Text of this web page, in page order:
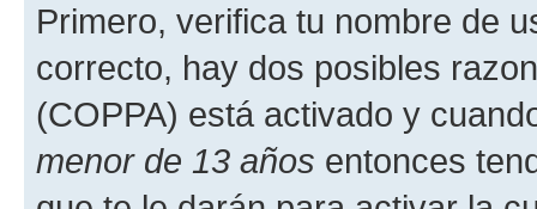
Primero, verifica tu nombre de
correcto, hay dos posibles
(COPPA) está activado y
menor de 13 años entonces